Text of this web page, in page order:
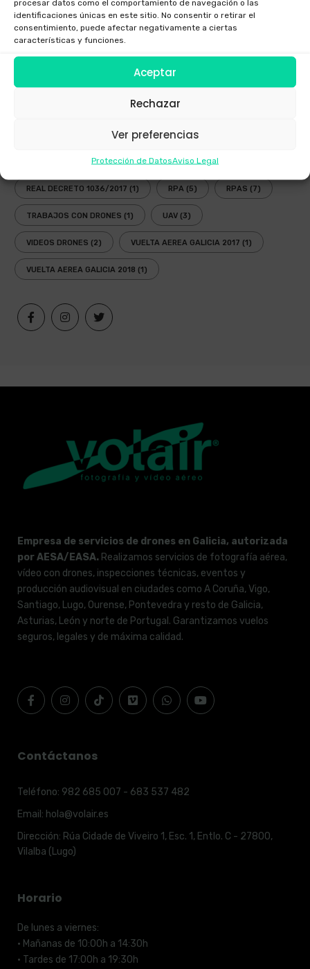
procesar datos como el comportamiento de navegación o las
identificaciones únicas en este sitio. No consentir o retirar el
consentimiento, puede afectar negativamente a ciertas
características y funciones.
Aceptar
Rechazar
Ver preferencias
Protección de DatosAviso Legal
NUEVA LEY DRONES(1) OPERADOR AESA (4)
PLANIFICADOR OPERACIONES DRONES
PLANIFICADOR VUELOS DRONES(2)
PLANIFICAR VUELO RECREATIVO DRON(1)
PROYECTO RETINAE(2) PUBLICAR VÍDEOS DRONE
REAL DECRETO 1036/2017 (1) RPA (5) RPAS (7)
TRABAJOS CON DRONES (1) UAV (3)
VIDEOS DRONES (2) VUELTA AEREA GALICIA 2017 (1)
VUELTA AEREA GALICIA 2018 (1)
Empresa de servicios de drones en Galicia, autorizada
por AESA/EASA. Realizamos servicios de fotografía aérea,
vídeo con drones, inspecciones técnicas, eventos y
producción audiovisual en ciudades como A Coruña, Vigo,
Santiago, Lugo, Ourense, Pontevedra y resto de Galicia,
Asturias, León y norte de Portugal. Garantizamos vuelos
seguros, legales y de máxima calidad.
Contáctanos
Teléfono: 982 685 007 - 683 537 482
Email: hola@volair.es
Dirección: Rúa Cidade de Viveiro 1, Esc. 1, Entlo. C - 27800,
Vilalba (Lugo)
Horario
De lunes a viernes:
· Mañanas de 10:00h a 14:30h
· Tardes de 17:00h a 19:30h